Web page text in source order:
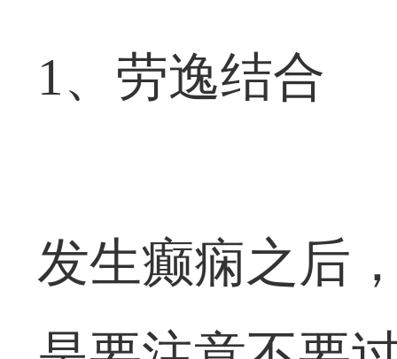
1、劳逸结合
发生癫痫之后